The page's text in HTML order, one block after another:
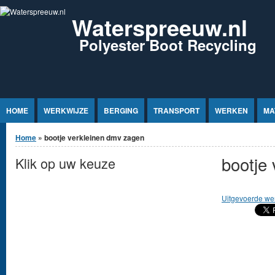
Jump to Content Waterspreeuw.nl
Polyester Boot Recycling
HOME WERKWIJZE BERGING TRANSPORT WERKEN
U bent hier
Home » bootje verkleinen dmv zagen
bootje
Uitgevoerde
Klik op uw keuze